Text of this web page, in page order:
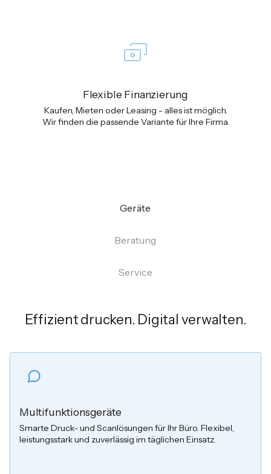
Flexible Finanzierung
Kaufen, Mieten oder Leasing - alles ist möglich.
Wir finden die passende Variante für Ihre Firma.
Geräte
Beratung
Service
Effizient drucken. Digital verwalten.
Multifunktionsgeräte
Smarte Druck- und Scanlösungen für Ihr Büro. Flexibel,
leistungsstark und zuverlässig im täglichen Einsatz.